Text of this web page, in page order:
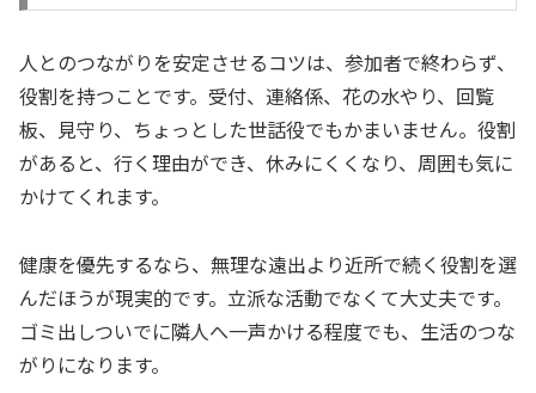
人とのつながりを安定させるコツは、参加者で終わらず、
役割を持つことです。受付、連絡係、花の水やり、回覧
板、見守り、ちょっとした世話役でもかまいません。役割
があると、行く理由ができ、休みにくくなり、周囲も気に
かけてくれます。
健康を優先するなら、無理な遠出より近所で続く役割を選
んだほうが現実的です。立派な活動でなくて大丈夫です。
ゴミ出しついでに隣人へ一声かける程度でも、生活のつな
がりになります。